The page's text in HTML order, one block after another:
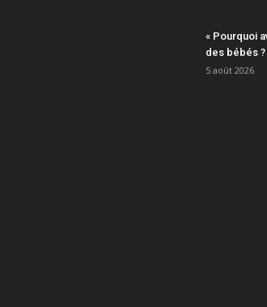
« Pourquoi
des bébés ?
5 août 2026